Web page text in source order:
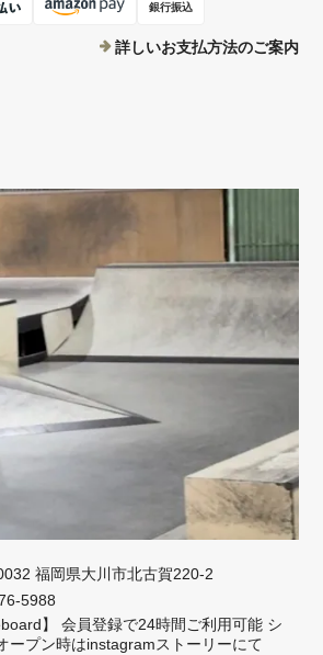
銀行振込
詳しいお支払方法のご案内
福岡県大川市北古賀220-2
5988
】 会員登録で24時間ご利用可能 シ
ープン時はinstagramストーリーにて